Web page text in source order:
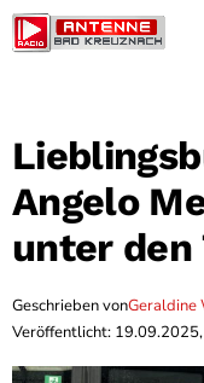
Angelo
unter den
Geschrieben vonGeraldine
Veröffentlicht: